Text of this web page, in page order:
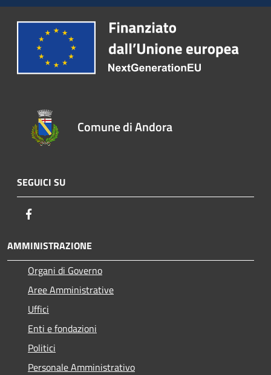
Comune di Andora
SEGUICI SU
AMMINISTRAZIONE
Organi di Governo
Aree Amministrative
Uffici
Enti e fondazioni
Politici
Personale Amministrativo